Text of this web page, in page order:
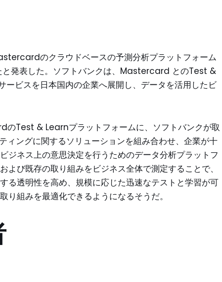
のクラウドベースの予測分析プラットフォーム
発表した。ソフトバンクは、Mastercard とのTest &
ビスを日本国内の企業へ展開し、データを活用したビ
Test & Learnプラットフォームに、ソフトバンクが取
ィングに関するソリューションを組み合わせ、企業が十
ジネス上の意思決定を行うためのデータ分析プラットフ
よび既存の取り組みをビジネス全体で測定することで、
る透明性を高め、規模に応じた迅速なテストと学習が可
組みを最適化できるようになるそうだ。